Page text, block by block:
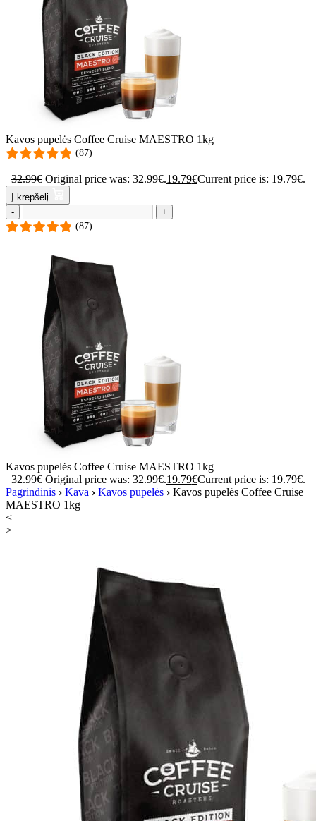
Kavos pupelės Coffee Cruise MAESTRO 1kg
(87)
32.99€ Original price was: 32.99€.19.79€Current price is: 19.79€.
Į krepšelį
-
+
(87)
Kavos pupelės Coffee Cruise MAESTRO 1kg
32.99€ Original price was: 32.99€.19.79€Current price is: 19.79€.
Pagrindinis › Kava › Kavos pupelės › Kavos pupelės Coffee Cruise
MAESTRO 1kg
<
>